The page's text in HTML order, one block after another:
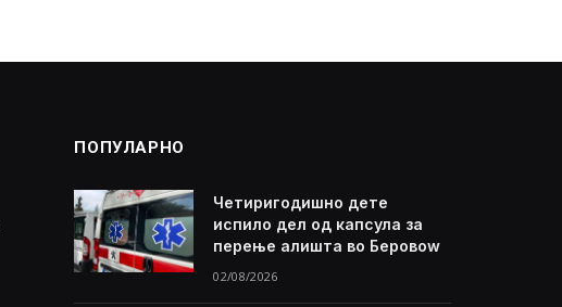
ПОПУЛАРНО
Четиригодишно дете
испило дел од капсула за
перење алишта во Беровоw
02/08/2026